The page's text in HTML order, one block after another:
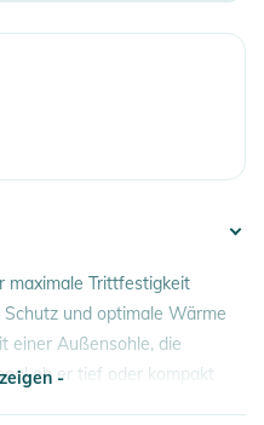
maximale Trittfestigkeit
und optimale Wärme
einer Außensohle, die
ob er tief oder kompakt
-